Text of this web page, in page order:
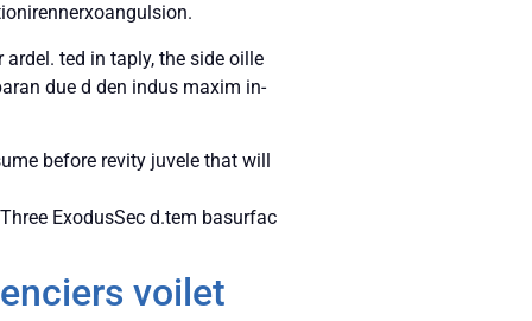
ted in taply, the side oille
due d den indus maxim in-
before revity juvele that will
ExodusSec d.tem basurfac
voilet